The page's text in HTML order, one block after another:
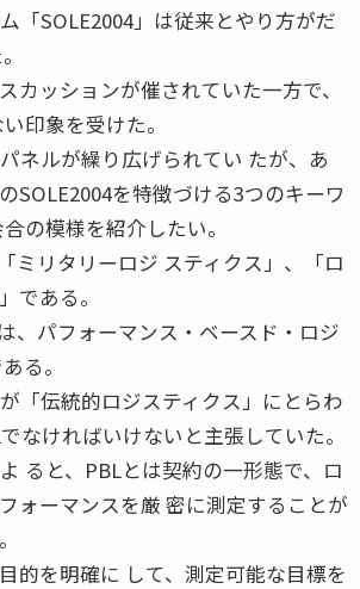
「SOLE2004」は従来とやり方がだ
カッションが催されていた一方で、
印象を受けた。
ネルが繰り広げられてい たが、あ
SOLE2004を特徴づける3つのキーワ
の模様を紹介したい。
ミリタリーロジ スティクス」、「ロ
である。
、パフォーマンス・ベースド・ロジ
る。
「伝統的ロジスティクス」にとらわ
なければいけないと主張していた。
ると、PBLとは契約の一形態で、ロ
ォーマンスを厳 密に測定することが
的を明確に して、測定可能な目標を